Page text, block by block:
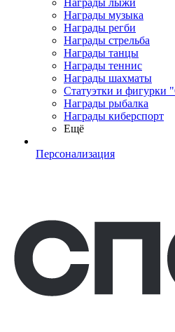
Награды лыжи
Награды музыка
Награды регби
Награды стрельба
Награды танцы
Награды теннис
Награды шахматы
Статуэтки и фигурки
Награды рыбалка
Награды киберспорт
Ещё
Персонализация